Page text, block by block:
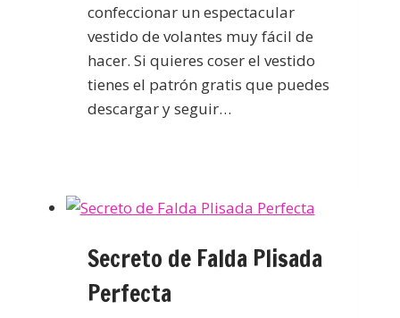
confeccionar un espectacular
vestido de volantes muy fácil de
hacer. Si quieres coser el vestido
tienes el patrón gratis que puedes
descargar y seguir…
Secreto de Falda Plisada
Perfecta